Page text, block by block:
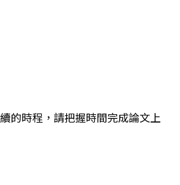
的時程，請把握時間完成論文上